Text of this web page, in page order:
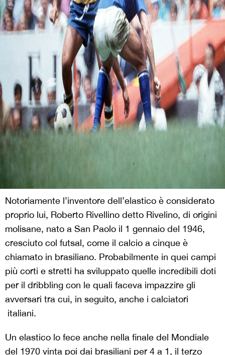
Notoriamente l’inventore dell’elastico è considerato
proprio lui, Roberto Rivellino detto Rivelino, di origini
molisane, nato a San Paolo il 1 gennaio del 1946,
cresciuto col futsal, come il calcio a cinque è
chiamato in brasiliano. Probabilmente in quei campi
più corti e stretti ha sviluppato quelle incredibili doti
per il dribbling con le quali faceva impazzire gli
avversari tra cui, in seguito, anche i calciatori
italiani.
Un elastico lo fece anche nella finale del Mondiale
del 1970 vinta poi dai brasiliani per 4 a 1, il terzo